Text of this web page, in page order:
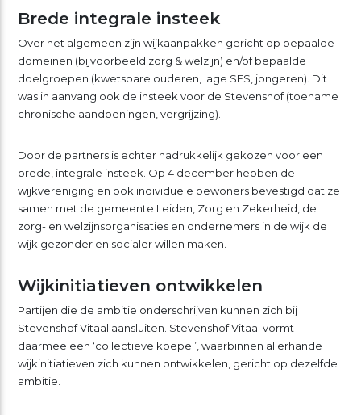
Brede integrale insteek
Over het algemeen zijn wijkaanpakken gericht op bepaalde
domeinen (bijvoorbeeld zorg & welzijn) en/of bepaalde
doelgroepen (kwetsbare ouderen, lage SES, jongeren). Dit
was in aanvang ook de insteek voor de Stevenshof (toename
chronische aandoeningen, vergrijzing).
Door de partners is echter nadrukkelijk gekozen voor een
brede, integrale insteek. Op 4 december hebben de
wijkvereniging en ook individuele bewoners bevestigd dat ze
samen met de gemeente Leiden, Zorg en Zekerheid, de
zorg- en welzijnsorganisaties en ondernemers in de wijk de
wijk gezonder en socialer willen maken.
Wijkinitiatieven ontwikkelen
Partijen die de ambitie onderschrijven kunnen zich bij
Stevenshof Vitaal aansluiten. Stevenshof Vitaal vormt
daarmee een ‘collectieve koepel’, waarbinnen allerhande
wijkinitiatieven zich kunnen ontwikkelen, gericht op dezelfde
ambitie.